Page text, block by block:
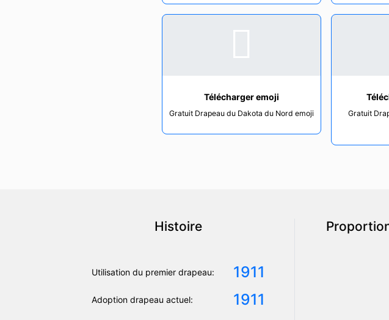
Télécharger emoji
Gratuit Drapeau du Dakota du Nord emoji
Gratuit
Histoire
Utilisation du premier drapeau: 1911
Adoption drapeau actuel: 1911